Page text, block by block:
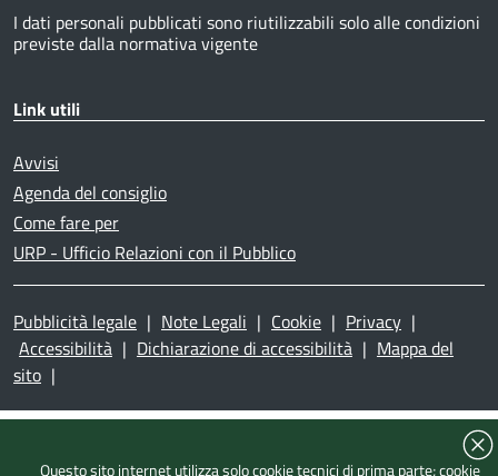
I dati personali pubblicati sono riutilizzabili solo alle condizioni
previste dalla normativa vigente
Link utili
Avvisi
Agenda del consiglio
Come fare per
URP - Ufficio Relazioni con il Pubblico
Pubblicità legale | Note Legali | Cookie | Privacy |
Accessibilità | Dichiarazione di accessibilità | Mappa del
sito |
Questo sito internet utilizza solo cookie tecnici di prima parte; cookie